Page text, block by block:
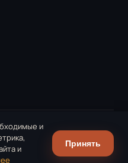
1257800037230 · ИНН
использования cookies
и
и
Принять